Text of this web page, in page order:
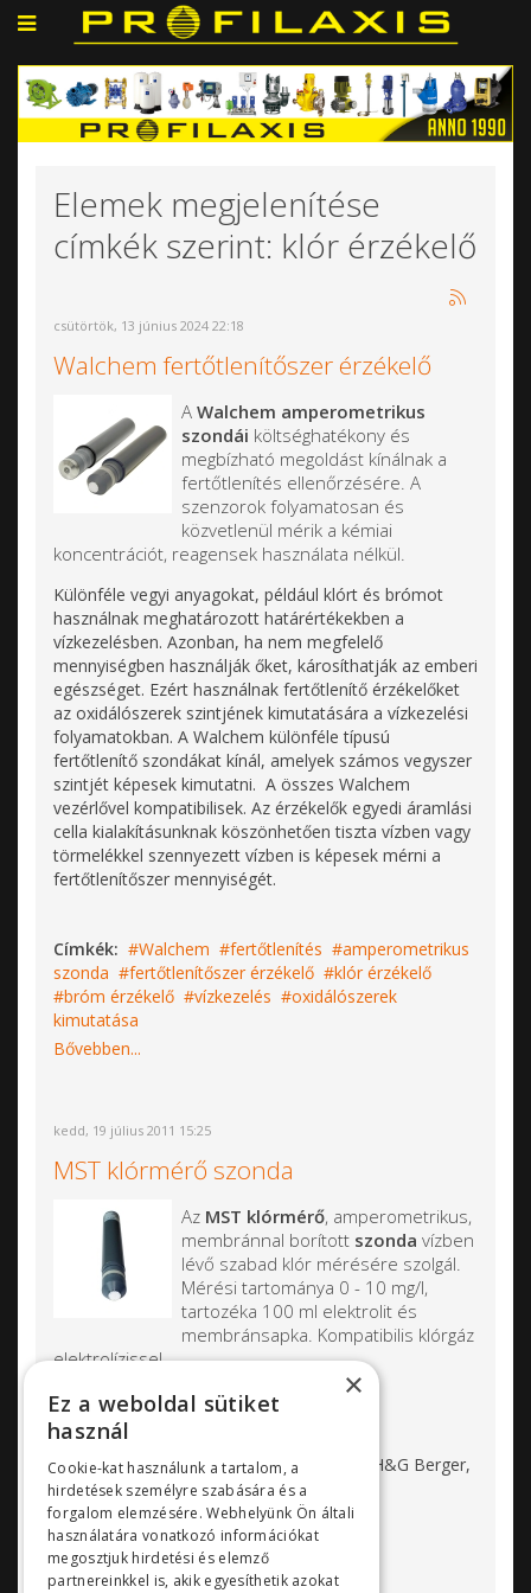
Elemek megjelenítése
címkék szerint: klór érzékelő
csütörtök, 13 június 2024 22:18
Walchem fertőtlenítőszer érzékelő
A Walchem amperometrikus
szondái költséghatékony és
megbízható megoldást kínálnak a
fertőtlenítés ellenőrzésére. A
szenzorok folyamatosan és
közvetlenül mérik a kémiai
koncentrációt, reagensek használata nélkül.
Különféle vegyi anyagokat, például klórt és brómot
használnak meghatározott határértékekben a
vízkezelésben. Azonban, ha nem megfelelő
mennyiségben használják őket, károsíthatják az emberi
egészséget. Ezért használnak fertőtlenítő érzékelőket
az oxidálószerek szintjének kimutatására a vízkezelési
folyamatokban. A Walchem különféle típusú
fertőtlenítő szondákat kínál, amelyek számos vegyszer
szintjét képesek kimutatni. A összes Walchem
vezérlővel kompatibilisek. Az érzékelők egyedi áramlási
cella kialakításunknak köszönhetően tiszta vízben vagy
törmelékkel szennyezett vízben is képesek mérni a
fertőtlenítőszer mennyiségét.
Címkék: Walchem fertőtlenítés
amperometrikus
szonda
fertőtlenítőszer érzékelő
klór érzékelő
bróm érzékelő
vízkezelés
oxidálószerek
kimutatása
Bővebben...
kedd, 19 július 2011 15:25
MST klórmérő szonda
Az MST klórmérő, amperometrikus,
membránnal borított szonda vízben
lévő szabad klór mérésére szolgál.
Mérési tartománya 0 - 10 mg/l,
tartozéka 100 ml elektrolit és
membránsapka. Kompatibilis klórgáz
elektrolízissel.
Jellemzők:
Termék száma: 20405
Gyártó: MST Hockenheim (korábban H&G Berger,
EDO)
Anyag: PVC ház, arany elektróda
Csatlakozás: 1” menet
Kábel csatlakozó: 4 pólus
×
Ez a weboldal sütiket
használ
Cookie-kat használunk a tartalom, a
hirdetések személyre szabására és a
forgalom elemzésére. Webhelyünk Ön általi
használatára vonatkozó információkat
megosztjuk hirdetési és elemző
partnereinkkel is, akik egyesíthetik azokat